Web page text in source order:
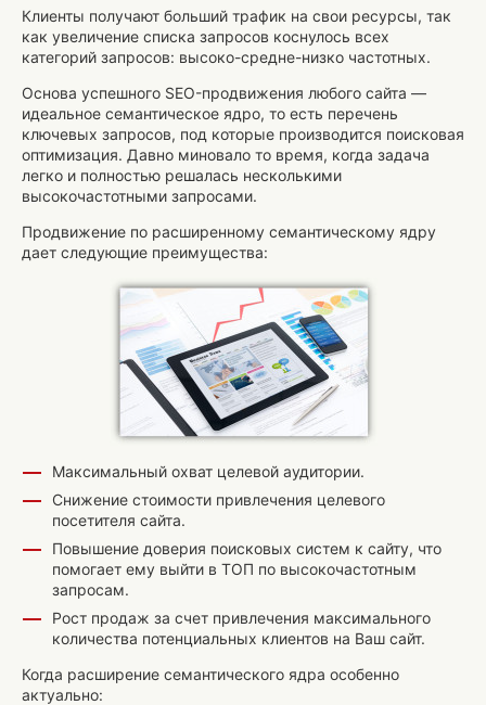
Клиенты получают больший трафик на свои ресурсы, так
как увеличение списка запросов коснулось всех
категорий запросов: высоко-средне-низко частотных.
Основа успешного SEO-продвижения любого сайта —
идеальное семантическое ядро, то есть перечень
ключевых запросов, под которые производится поисковая
оптимизация. Давно миновало то время, когда задача
легко и полностью решалась несколькими
высокочастотными запросами.
Продвижение по расширенному семантическому ядру
дает следующие преимущества:
Максимальный охват целевой аудитории.
Снижение стоимости привлечения целевого
посетителя сайта.
Повышение доверия поисковых систем к сайту, что
помогает ему выйти в ТОП по высокочастотным
запросам.
Рост продаж за счет привлечения максимального
количества потенциальных клиентов на Ваш сайт.
Когда расширение семантического ядра особенно
актуально: